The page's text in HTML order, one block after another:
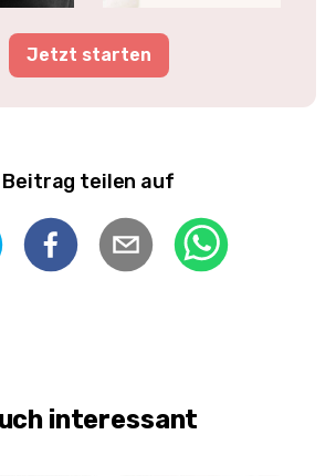
Jetzt starten
Beitrag teilen auf
interessant